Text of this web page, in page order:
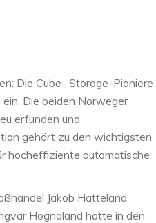
Die Cube- Storage-Pioniere
Die beiden Norweger
erfunden und
gehört zu den wichtigsten
hocheffiziente automatische
Jakob Hatteland
Hognaland hatte in den